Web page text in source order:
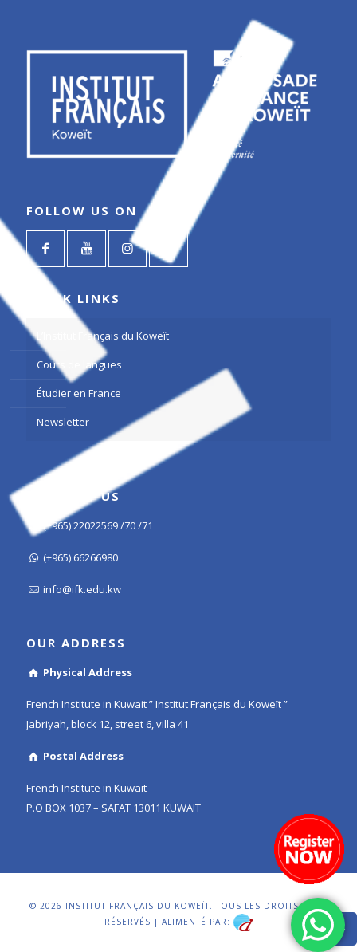
FOLLOW US ON
QUICK LINKS
L’Institut Français du Koweït
Cours de langues
Étudier en France
Newsletter
CONTACT US
(+965) 22022569 /70 /71
(+965) 66266980
info@ifk.edu.kw
OUR ADDRESS
Physical Address
French Institute in Kuwait ” Institut Français du Koweït ”
Jabriyah, block 12, street 6, villa 41
Postal Address
French Institute in Kuwait
P.O BOX 1037 – SAFAT 13011 KUWAIT
© 2026 INSTITUT FRANÇAIS DU KOWEÏT. TOUS LES DROITS SONT
RÉSERVÉS | ALIMENTÉ PAR: